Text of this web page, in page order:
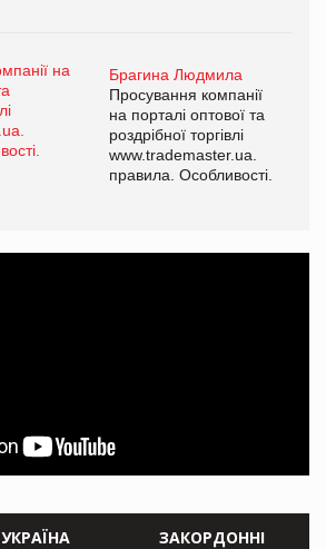
Брагина Людмила
Просування компанії
на порталі оптової та
роздрібної торгівлі
www.trademaster.ua.
правила. Особливості.
УКРАЇНА ЗАКОРДОННІ